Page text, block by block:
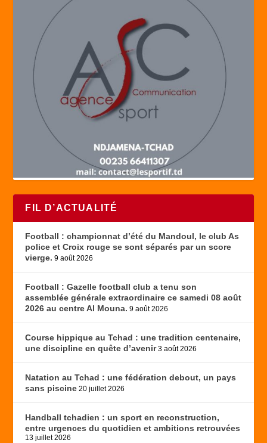
FIL D’ACTUALITÉ
Football : championnat d’été du Mandoul, le club As
police et Croix rouge se sont séparés par un score
vierge. 9 août 2026
Football : Gazelle football club a tenu son
assemblée générale extraordinaire ce samedi 08 août
2026 au centre Al Mouna. 9 août 2026
Course hippique au Tchad : une tradition centenaire,
une discipline en quête d’avenir 3 août 2026
Natation au Tchad : une fédération debout, un pays
sans piscine 20 juillet 2026
Handball tchadien : un sport en reconstruction,
entre urgences du quotidien et ambitions retrouvées
13 juillet 2026